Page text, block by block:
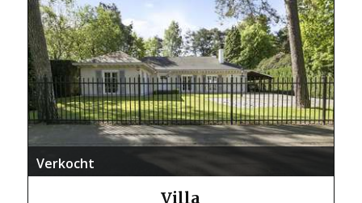
Verkocht
Villa